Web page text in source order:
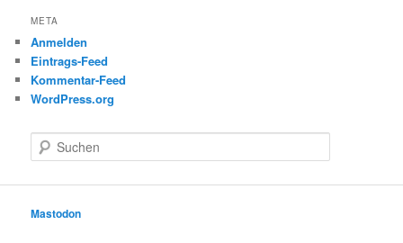
META
Anmelden
Eintrags-Feed
Kommentar-Feed
WordPress.org
u
e
Mastodon